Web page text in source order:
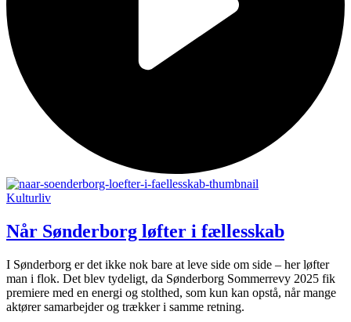
Kulturliv
Når Sønderborg løfter i fællesskab
I Sønderborg er det ikke nok bare at leve side om side – her løfter
man i flok. Det blev tydeligt, da Sønderborg Sommerrevy 2025 fik
premiere med en energi og stolthed, som kun kan opstå, når mange
aktører samarbejder og trækker i samme retning.